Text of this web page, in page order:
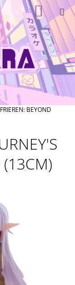
KOŠÍK
FRIEREN: BEYOND
(13CM)